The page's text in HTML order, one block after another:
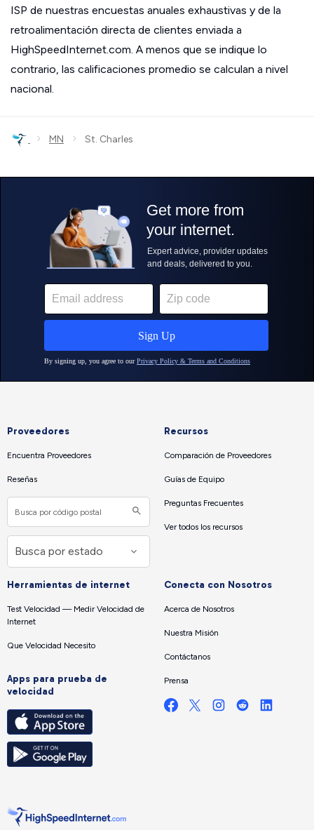
ISP de nuestras encuestas anuales exhaustivas y de la
retroalimentación directa de clientes enviada a
HighSpeedInternet.com. A menos que se indique lo
contrario, las calificaciones promedio se calculan a nivel
nacional.
› MN › St. Charles
Proveedores
Encuentra Proveedores
Reseñas
Recursos
Comparación de Proveedores
Guías de Equipo
Preguntas Frecuentes
Ver todos los recursos
Herramientas de internet
Test Velocidad — Medir Velocidad de
Internet
Que Velocidad Necesito
Apps para prueba de
velocidad
Conecta con Nosotros
Acerca de Nosotros
Nuestra Misión
Contáctanos
Prensa